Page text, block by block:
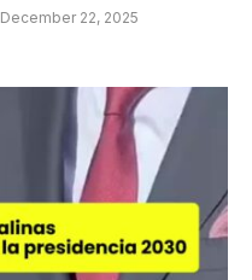
December 22, 2025